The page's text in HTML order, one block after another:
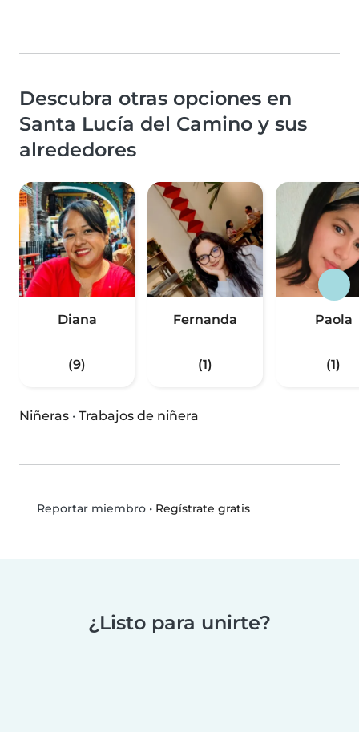
Descubra otras opciones en
Santa Lucía del Camino y sus
alrededores
Diana
(9)
Fernanda
(1)
Paola
(1)
Niñeras · Trabajos de niñera
Reportar miembro• Regístrate gratis
¿Listo para unirte?